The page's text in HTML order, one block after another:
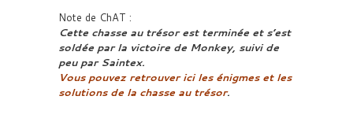
Note de ChAT :
Cette chasse au trésor est terminée et s’est
soldée par la victoire de Monkey, suivi de
peu par Saintex.
Vous pouvez retrouver ici les énigmes et les
solutions de la chasse au trésor.